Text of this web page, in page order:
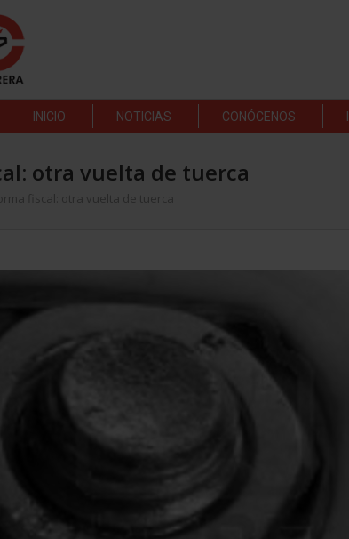
INICIO NOTICIAS CONÓCENOS
otra vuelta de tuerca
fiscal: otra vuelta de tuerca